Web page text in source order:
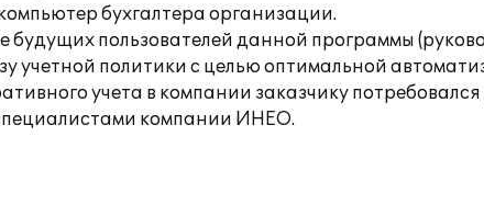
бухгалтера организации.
пользователей данной программы
политики с целью оптимальной
учета в компании заказчику
компании ИНЕО.